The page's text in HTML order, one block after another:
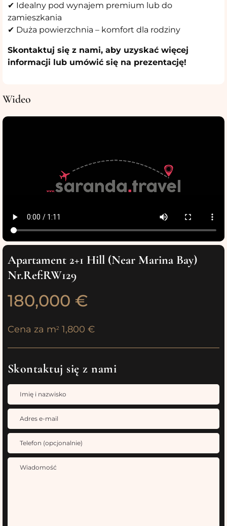
✔ Idealny pod wynajem premium lub do
zamieszkania
✔ Duża powierzchnia – komfort dla rodziny
Skontaktuj się z nami, aby uzyskać więcej
informacji lub umówić się na prezentację!
Wideo
Apartament 2+1 Hill (near Marina Bay)
Nr.Ref:RW129
180,000 €
Cena za m2 1,800 €
Skontaktuj się z nami